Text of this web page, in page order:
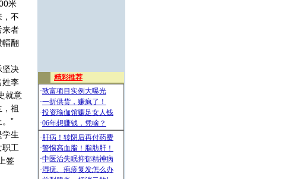
米
，不
来者
幅翻
决
姓李
就意
祖
”
生
职工
签